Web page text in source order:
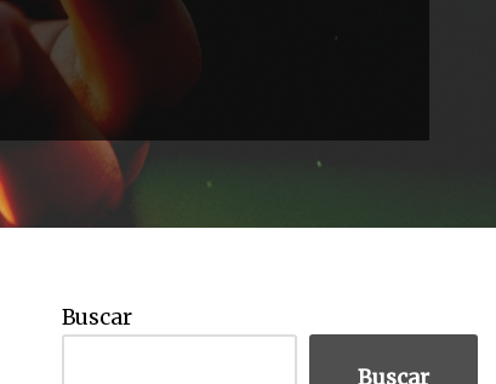
Buscar
Buscar